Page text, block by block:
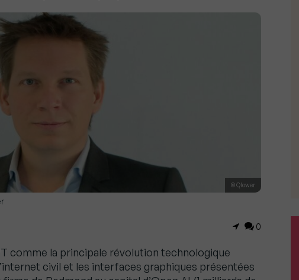
© Qlower
0
comme la principale révolution technologique
civil et les interfaces graphiques présentées